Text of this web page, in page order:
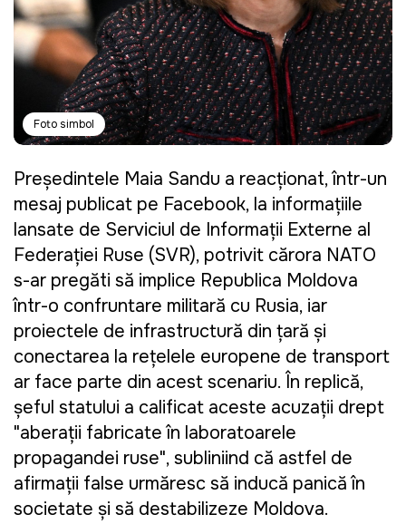
Foto simbol
Președintele Maia Sandu a reacționat, într-un
mesaj publicat pe Facebook, la informațiile
lansate de Serviciul de Informații Externe al
Federației Ruse (SVR), potrivit cărora NATO
s-ar pregăti să implice Republica Moldova
într-o confruntare militară cu Rusia, iar
proiectele de infrastructură din țară și
conectarea la rețelele europene de transport
ar face parte din acest scenariu. În replică,
șeful statului a calificat aceste acuzații drept
"aberații fabricate în laboratoarele
propagandei ruse", subliniind că astfel de
afirmații false urmăresc să inducă panică în
societate și să destabilizeze Moldova.